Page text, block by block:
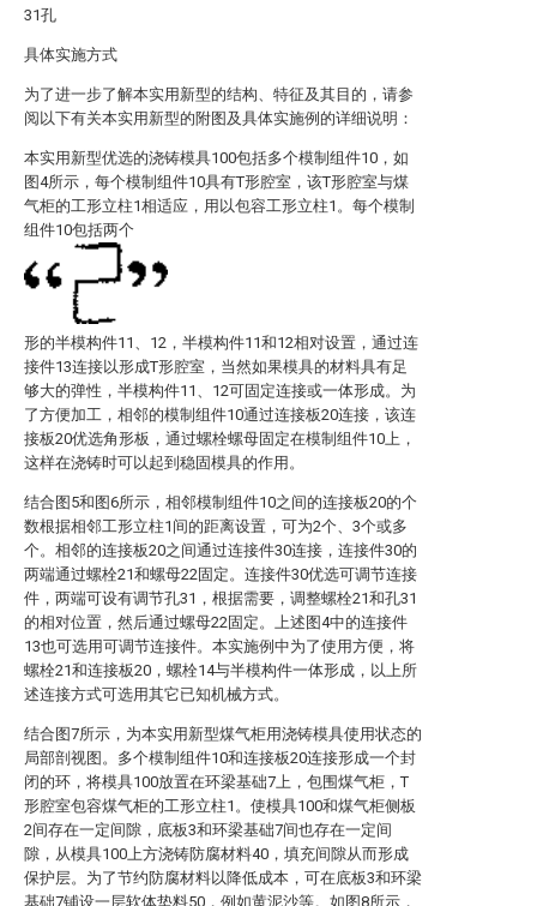
31孔
具体实施方式
为了进一步了解本实用新型的结构、特征及其目的，请参
阅以下有关本实用新型的附图及具体实施例的详细说明：
本实用新型优选的浇铸模具100包括多个模制组件10，如
图4所示，每个模制组件10具有T形腔室，该T形腔室与煤
气柜的工形立柱1相适应，用以包容工形立柱1。每个模制
组件10包括两个
形的半模构件11、12，半模构件11和12相对设置，通过连
接件13连接以形成T形腔室，当然如果模具的材料具有足
够大的弹性，半模构件11、12可固定连接或一体形成。为
了方便加工，相邻的模制组件10通过连接板20连接，该连
接板20优选角形板，通过螺栓螺母固定在模制组件10上，
这样在浇铸时可以起到稳固模具的作用。
结合图5和图6所示，相邻模制组件10之间的连接板20的个
数根据相邻工形立柱1间的距离设置，可为2个、3个或多
个。相邻的连接板20之间通过连接件30连接，连接件30的
两端通过螺栓21和螺母22固定。连接件30优选可调节连接
件，两端可设有调节孔31，根据需要，调整螺栓21和孔31
的相对位置，然后通过螺母22固定。上述图4中的连接件
13也可选用可调节连接件。本实施例中为了使用方便，将
螺栓21和连接板20，螺栓14与半模构件一体形成，以上所
述连接方式可选用其它已知机械方式。
结合图7所示，为本实用新型煤气柜用浇铸模具使用状态的
局部剖视图。多个模制组件10和连接板20连接形成一个封
闭的环，将模具100放置在环梁基础7上，包围煤气柜，T
形腔室包容煤气柜的工形立柱1。使模具100和煤气柜侧板
2间存在一定间隙，底板3和环梁基础7间也存在一定间
隙，从模具100上方浇铸防腐材料40，填充间隙从而形成
保护层。为了节约防腐材料以降低成本，可在底板3和环梁
基础7铺设一层软体垫料50，例如黄泥沙等。如图8所示，